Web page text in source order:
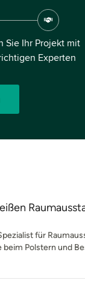
Sie Ihr Projekt mit
Experten
für
Polstern und